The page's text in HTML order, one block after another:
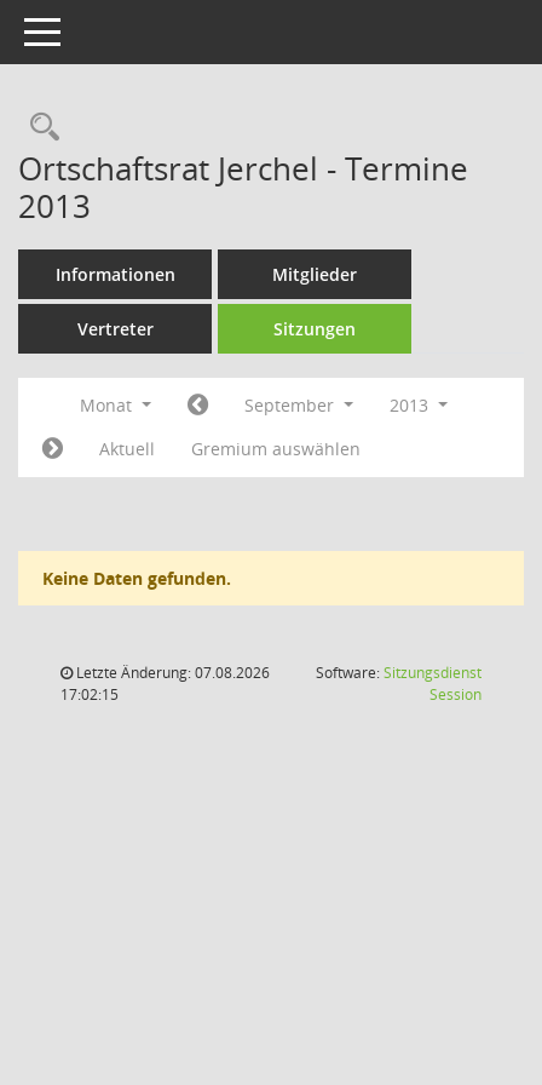
Toggle navigation
Rechercheauswahl
Ortschaftsrat Jerchel - Termine
2013
Informationen Mitglieder
Vertreter Sitzungen
Monat September
2013
Aktuell
Gremium auswählen
Keine Daten gefunden.
Letzte Änderung: 07.08.2026
17:02:15
Software:Sitzungsdienst
Session(Wird in